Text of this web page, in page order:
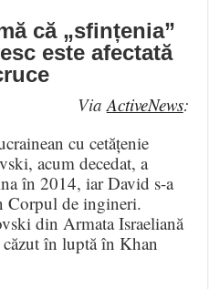
că „sfințenia”
este afectată
ViaActiveNews:
cu cetățenie
acum decedat, a
în 2014, iar David s-a
Corpul de ingineri.
din Armata Israeliană
în luptă în Khan